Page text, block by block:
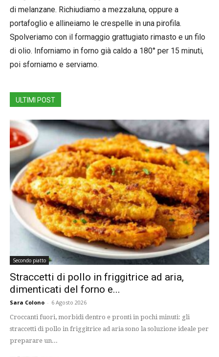
di melanzane. Richiudiamo a mezzaluna, oppure a
portafoglio e allineiamo le crespelle in una pirofila.
Spolveriamo con il formaggio grattugiato rimasto e un filo
di olio. Inforniamo in forno già caldo a 180° per 15 minuti,
poi sforniamo e serviamo.
ULTIMI POST
Secondo piatto
Straccetti di pollo in friggitrice ad aria,
dimenticati del forno e...
Sara Colono - 6 Agosto 2026
Croccanti fuori, morbidi dentro e pronti in pochi minuti: gli
straccetti di pollo in friggitrice ad aria sono la soluzione ideale per
preparare un...